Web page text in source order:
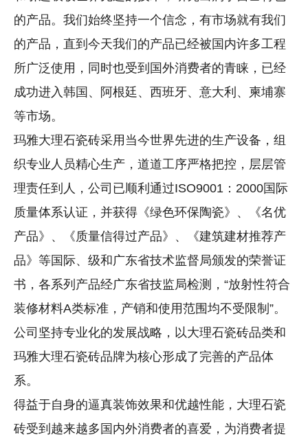
的产品。我们始终坚持一个信念，有市场就有我们
的产品，直到今天我们的产品已经被国内许多工程
所广泛使用，同时也受到国外消费者的青睐，已经
成功进入韩国、阿根廷、西班牙、意大利、柬埔寨
等市场。
玛雅大理石瓷砖采用当今世界先进的生产设备，组
织专业人员精心生产，道道工序严格把控，层层管
理责任到人，公司已顺利通过ISO9001：2000国际
质量体系认证，并获得《绿色环保陶瓷》、《名优
产品》、《质量信得过产品》、《建筑建材推荐产
品》等国际、级和广东省技术监督局颁发的荣誉证
书，各系列产品经广东省技监局检测，“放射性符合
装修材料A类标准，产销和使用范围均不受限制”。
公司坚持专业化的发展战略，以大理石瓷砖品类和
玛雅大理石瓷砖品牌为核心形成了完善的产品体
系。
得益于自身的逼真装饰效果和优越性能，大理石瓷
砖受到越来越多国内外消费者的喜爱，为消费者提